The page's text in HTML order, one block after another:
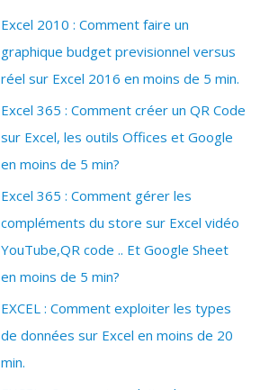
Excel 2010 : Comment faire un
graphique budget previsionnel versus
réel sur Excel 2016 en moins de 5 min.
Excel 365 : Comment créer un QR Code
sur Excel, les outils Offices et Google
en moins de 5 min?
Excel 365 : Comment gérer les
compléments du store sur Excel vidéo
YouTube,QR code .. Et Google Sheet
en moins de 5 min?
EXCEL : Comment exploiter les types
de données sur Excel en moins de 20
min.